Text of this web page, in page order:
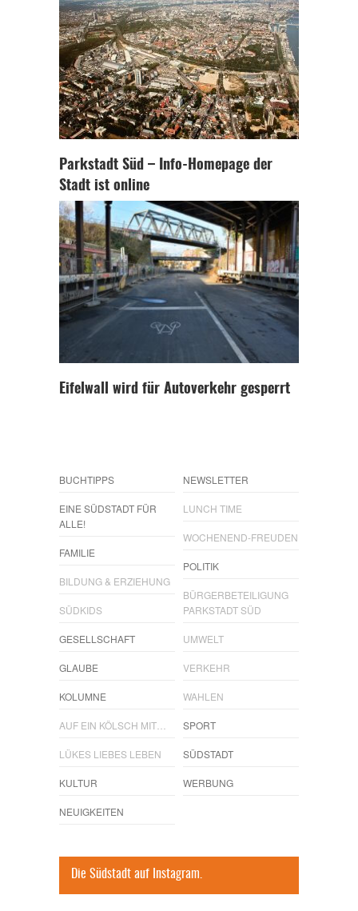
Parkstadt Süd – Info-Homepage der
Stadt ist online
Eifelwall wird für Autoverkehr gesperrt
BUCHTIPPS
EINE SÜDSTADT FÜR
ALLE!
FAMILIE
BILDUNG & ERZIEHUNG
SÜDKIDS
GESELLSCHAFT
GLAUBE
KOLUMNE
AUF EIN KÖLSCH MIT…
LÜKES LIEBES LEBEN
KULTUR
NEUIGKEITEN
NEWSLETTER
LUNCH TIME
WOCHENEND-FREUDEN
POLITIK
BÜRGERBETEILIGUNG
PARKSTADT SÜD
UMWELT
VERKEHR
WAHLEN
SPORT
SÜDSTADT
WERBUNG
Die Südstadt auf Instagram.